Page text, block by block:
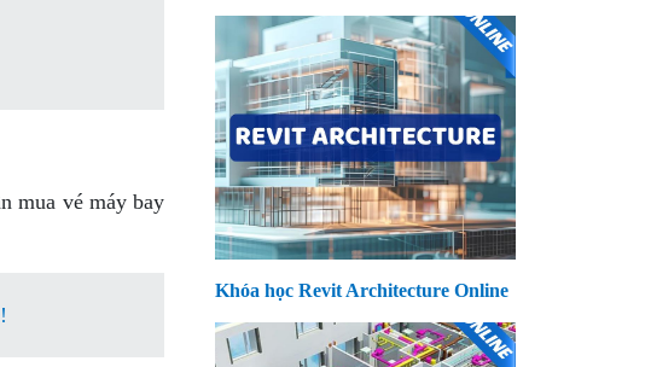
mua vé máy bay
Khóa học Revit Architecture Online